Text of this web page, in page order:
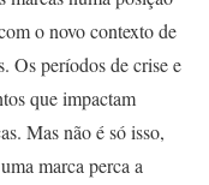
o novo contexto de
Os períodos de crise e
que impactam
Mas não é só isso,
marca perca a